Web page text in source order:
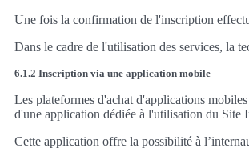
Une fois la confirmation de l'inscription
Dans le cadre de l'utilisation des services, la
6.1.2 Inscription via une application mobile
Les plateformes d'achat d'applications
d'une application dédiée à l'utilisation du Site
Cette application offre la possibilité à